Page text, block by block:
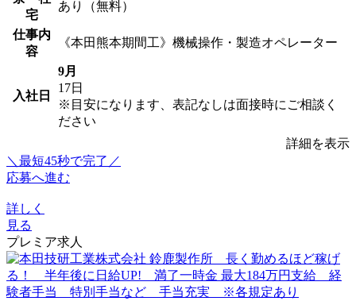
宅
あり（無料）
仕事内
容
《本田熊本期間工》機械操作・製造オペレーター
入社日
9月
17日
※目安になります、表記なしは面接時にご相談く
ださい
詳細を表示
＼最短45秒で完了／
応募へ進む
詳しく
見る
プレミア求人